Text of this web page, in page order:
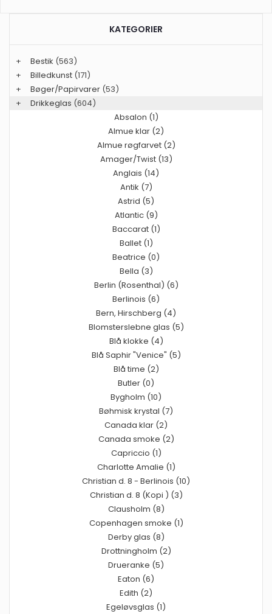
KATEGORIER
+ Bestik (563)
+
Billedkunst (171)
+
Bøger/Papirvarer (53)
+
Drikkeglas (604)
Absalon (1)
Almue klar (2)
Almue røgfarvet (2)
Amager/Twist (13)
Anglais (14)
Antik (7)
Astrid (5)
Atlantic (9)
Baccarat (1)
Ballet (1)
Beatrice (0)
Bella (3)
Berlin (Rosenthal) (6)
Berlinois (6)
Bern, Hirschberg (4)
Blomsterslebne glas (5)
Blå klokke (4)
Blå Saphir "Venice" (5)
Blå time (2)
Butler (0)
Bygholm (10)
Bøhmisk krystal (7)
Canada klar (2)
Canada smoke (2)
Capriccio (1)
Charlotte Amalie (1)
Christian d. 8 - Berlinois (10)
Christian d. 8 (Kopi ) (3)
Clausholm (8)
Copenhagen smoke (1)
Derby glas (8)
Drottningholm (2)
Drueranke (5)
Eaton (6)
Edith (2)
Egeløvsglas (1)